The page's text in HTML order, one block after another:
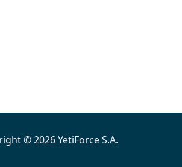
© 2026 YetiForce S.A.